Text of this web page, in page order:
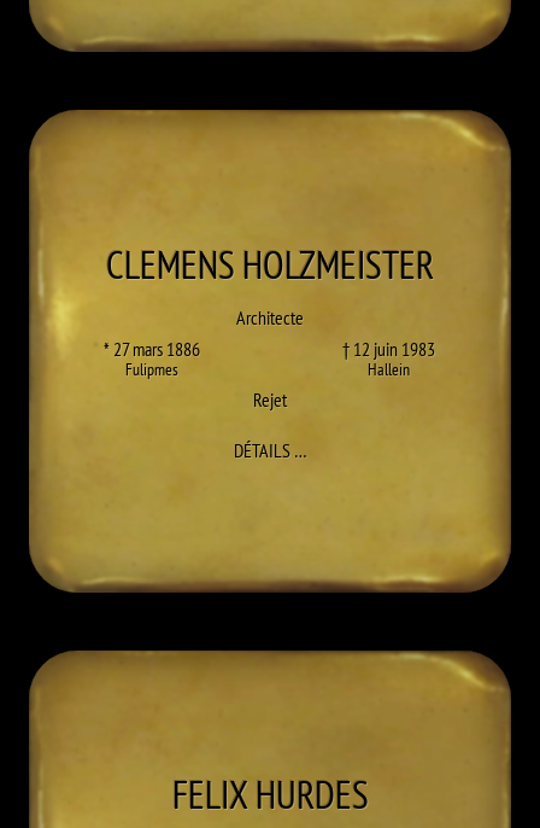
CLEMENSHOLZMEISTER
Architecte
* 27 mars 1886
Fulipmes
† 12 juin 1983
Hallein
Rejet
DÉTAILS…À CLEMENS HOLZMEISTER
FELIXHURDES